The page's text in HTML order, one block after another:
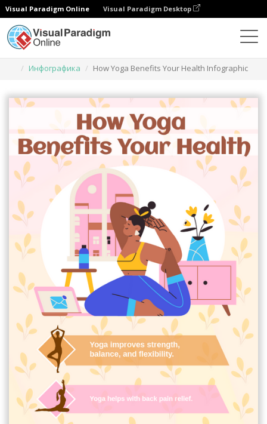
Visual Paradigm Online Visual Paradigm Desktop
Инфографика
How Yoga Benefits Your Health Infographic